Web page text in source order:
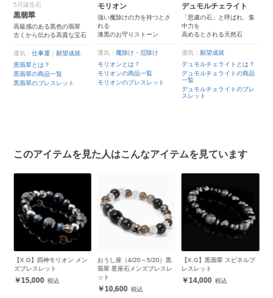
5月誕生石
黒翡翠
高級感のある黒色の翡翠
古くから伝わる高貴な宝石
運気：仕事運
願望成就
黒翡翠とは？
黒翡翠の商品一覧
黒翡翠のブレスレット
モリオン
強い魔除けの力を持つとさ
れる
漆黒のお守りストーン
運気： 魔除け・厄除け
モリオンとは？
モリオンの商品一覧
モリオンのブレスレット
デュモルチェライト
「思慮の石」と呼ばれ、集
中力を
高めるとされる天然石
運気： 願望成就
デュモルチェライトとは？
デュモルチェライトの商品
一覧
デュモルチェライトのブレ
スレット
このアイテムを見た人はこんなアイテムを見ています
【X.G】四神モリオン メン
ズブレスレット
15,000
おうし座（4/20～5/20）黒
翡翠 星座石メンズブレスレ
ット
10,600
【X.G】黒翡翠 スピネルブ
レスレット
14,000